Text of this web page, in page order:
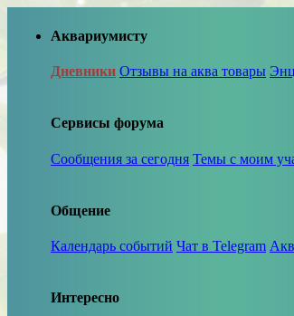
Аквариумисту
Дневники Отзывы на аква товары
Сервисы форума
Сообщения за сегодня Темы с моим
Общение
Календарь событий Чат в Telegram
Интересно